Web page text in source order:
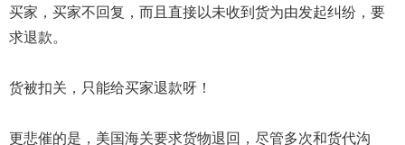
买家，买家不回复，而且直接以未收到货为由发起纠纷，要
求退款。
货被扣关，只能给买家退款呀！
更悲催的是，美国海关要求货物退回，尽管多次和货代沟